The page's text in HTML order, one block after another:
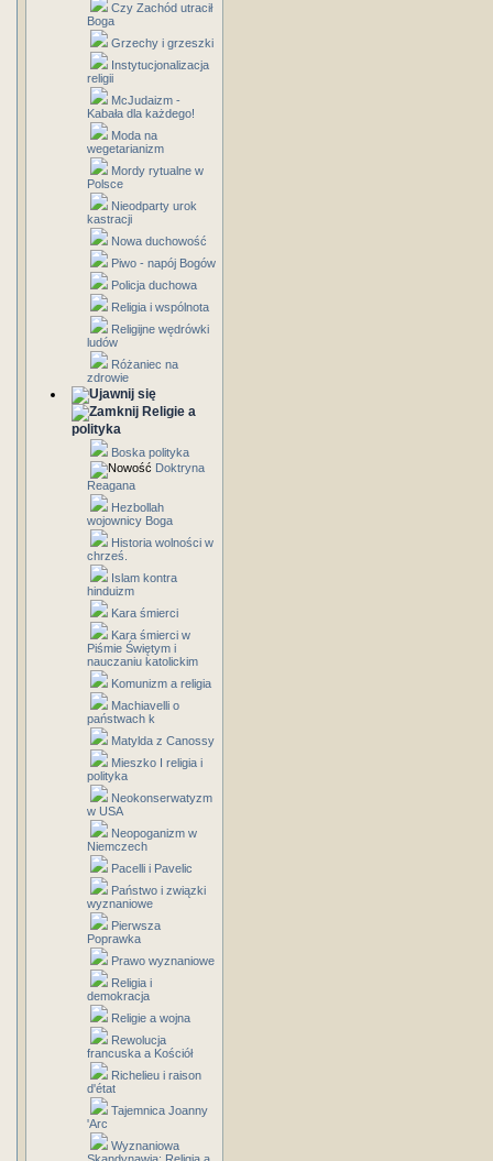
Czy Zachód utracił
Boga
Grzechy i grzeszki
Instytucjonalizacja
religii
McJudaizm -
Kabała dla każdego!
Moda na
wegetarianizm
Mordy rytualne w
Polsce
Nieodparty urok
kastracji
Nowa duchowość
Piwo - napój Bogów
Policja duchowa
Religia i wspólnota
Religijne wędrówki
ludów
Różaniec na
zdrowie
Religie a
polityka
Boska polityka
Doktryna
Reagana
Hezbollah
wojownicy Boga
Historia wolności w
chrześ.
Islam kontra
hinduizm
Kara śmierci
Kara śmierci w
Piśmie Świętym i
nauczaniu katolickim
Komunizm a religia
Machiavelli o
państwach k
Matylda z Canossy
Mieszko I religia i
polityka
Neokonserwatyzm
w USA
Neopoganizm w
Niemczech
Pacelli i Pavelic
Państwo i związki
wyznaniowe
Pierwsza
Poprawka
Prawo wyznaniowe
Religia i
demokracja
Religie a wojna
Rewolucja
francuska a Kościół
Richelieu i raison
d'état
Tajemnica Joanny
'Arc
Wyznaniowa